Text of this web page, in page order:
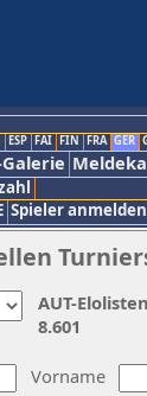
ESP FAI FIN FRA GER
Spieler anmelden
Vorname
AUT-
8.601